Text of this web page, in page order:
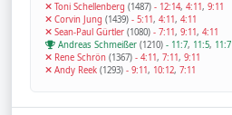
Toni Schellenberg (1487) - 12:14, 4:11, 9:11
Corvin Jung (1439) - 5:11, 4:11, 4:11
Sean-Paul Gürtler (1080) - 7:11, 9:11, 4:11
Andreas Schmeißer (1210) - 11:7, 11:5, 11:7
Rene Schrön (1367) - 4:11, 7:11, 9:11
Andy Reek (1293) - 9:11, 10:12, 7:11